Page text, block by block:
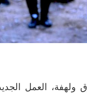
العمل